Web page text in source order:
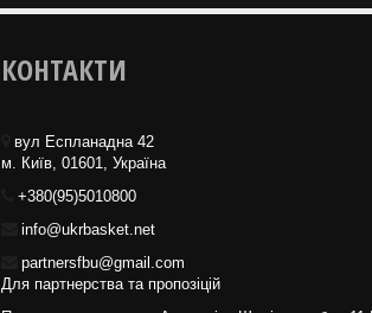
КОНТАКТИ
вул Еспланадна 42
м. Київ, 01601, Україна
+380(95)5010800
info@ukrbasket.net
partnersfbu@gmail.com
Для партнерства та пропозіцій